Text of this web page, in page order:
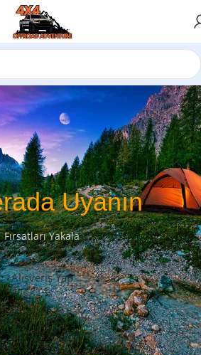
Uyanın
Fırsatları Yakala
Alışveriş Yap